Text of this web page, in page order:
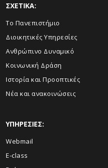
ΣΧΕΤΙΚΑ:
Το Πανεπιστήμιο
Διοικητικές Υπηρεσίες
Ανθρώπινο Δυναμικό
Κοινωνική Δράση
Ιστορία και Προοπτικές
Νέα και ανακοινώσεις
ΥΠΗΡΕΣΙΕΣ:
Webmail
E-class